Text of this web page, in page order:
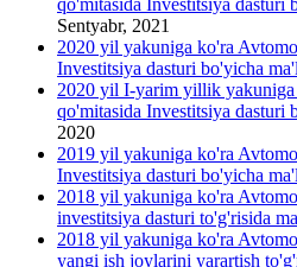
qo'mitasida Investitsiya dasturi
Sentyabr, 2021
2020 yil yakuniga ko'ra
Investitsiya dasturi bo'yicha
2020 yil I-yarim yillik
qo'mitasida Investitsiya dasturi
2020
2019 yil yakuniga ko'ra
Investitsiya dasturi bo'yicha
2018 yil yakuniga ko'ra
investitsiya dasturi to'g'risida
2018 yil yakuniga ko'ra
yangi ish joylarini yarartish